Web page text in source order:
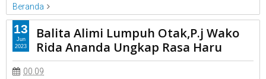
Beranda
Balita Alimi
Kota Payakumbuh.
Mengalami Lumpuh Otak
P.j Wako Rida Ananda
Balita Alimi Lumpuh Otak,P.j Wako Rida Ananda Ungkap Rasa
Haru
Balita Alimi Lumpuh Otak,P.j Wako
Rida Ananda Ungkap Rasa Haru
00.09
13
Jun
2023